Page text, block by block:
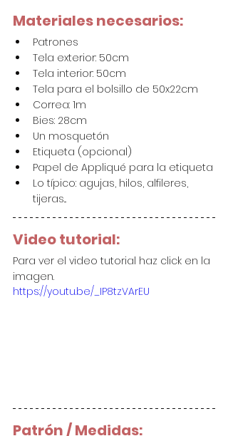
Materiales necesarios:
Patrones
Tela exterior: 50cm
Tela interior: 50cm
Tela para el bolsillo de 50x22cm
Correa: 1m
Bies: 28cm
Un mosquetón
Etiqueta (opcional)
Papel de Appliqué para la etiqueta
Lo típico: agujas, hilos, alfileres,
tijeras...
Video tutorial:
Para ver el video tutorial haz click en la
imagen.
https://youtu.be/_IP8tzVArEU
Patrón / Medidas: